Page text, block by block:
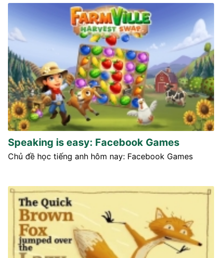
Speaking is easy: Facebook Games
Chủ đề học tiếng anh hôm nay: Facebook Games